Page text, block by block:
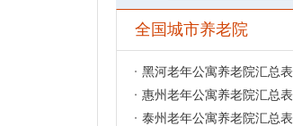
全国城市养老院
黑河老年公寓养老院汇总表
惠州老年公寓养老院汇总表
泰州老年公寓养老院汇总表